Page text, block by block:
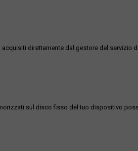
direttamente dal gestore del servizio
sul disco fisso del tuo dispositivo